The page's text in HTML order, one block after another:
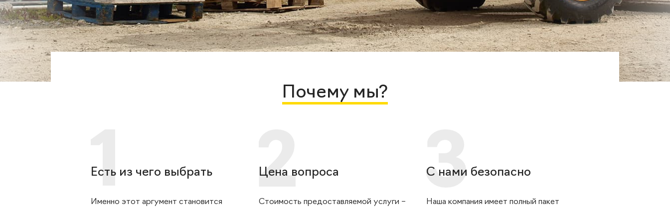
Почему мы?
Есть из чего выбрать
Именно этот аргумент становится
Цена вопроса
Стоимость предоставляемой услуги –
С нами безопасно
Наша компания имеет полный пакет